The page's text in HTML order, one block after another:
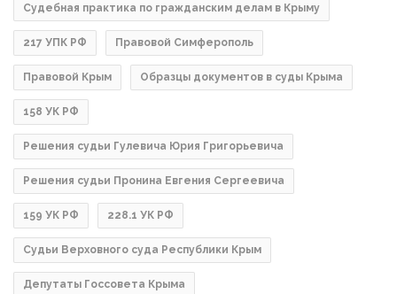
Судебная практика по гражданским делам в Крыму
217 УПК РФ Правовой Симферополь
Правовой Крым Образцы документов в суды Крыма
158 УК РФ
Решения судьи Гулевича Юрия Григорьевича
Решения судьи Пронина Евгения Сергеевича
159 УК РФ 228.1 УК РФ
Судьи Верховного суда Республики Крым
Депутаты Госсовета Крыма